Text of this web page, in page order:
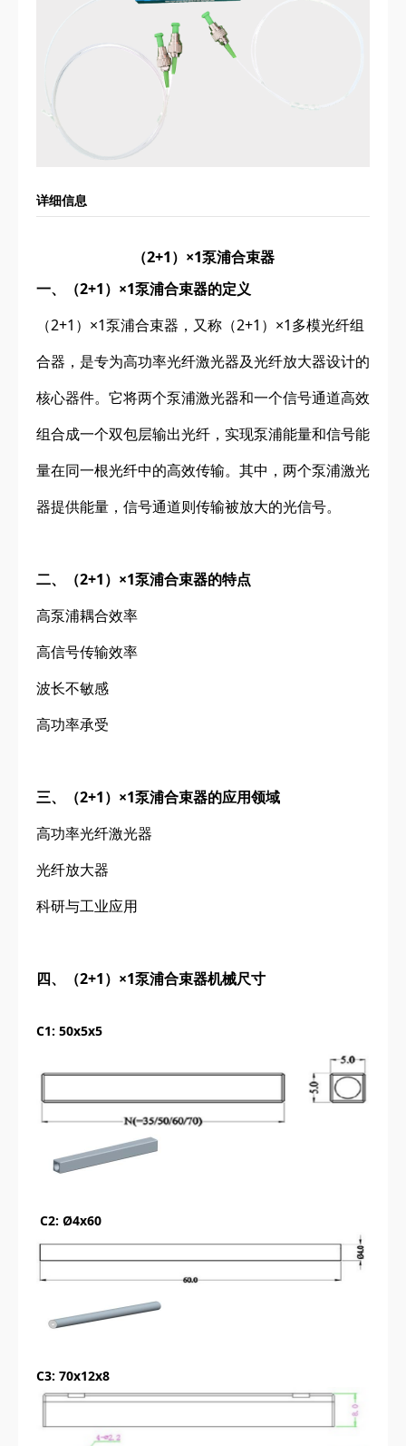
详细信息
（2+1）×1泵浦合束器
一、（2+1）×1泵浦合束器的定义
（2+1）×1泵浦合束器，又称（2+1）×1多模光纤组
合器，是专为高功率光纤激光器及光纤放大器设计的
核心器件。它将两个泵浦激光器和一个信号通道高效
组合成一个双包层输出光纤，实现泵浦能量和信号能
量在同一根光纤中的高效传输。其中，两个泵浦激光
器提供能量，信号通道则传输被放大的光信号。
二、（2+1）×1泵浦合束器的特点
高泵浦耦合效率
高信号传输效率
波长不敏感
高功率承受
三、（2+1）×1泵浦合束器的应用领域
高功率光纤激光器
光纤放大器
科研与工业应用
四、（2+1）×1泵浦合束器机械尺寸
C1: 50x5x5
C2: Ø4x60
C3: 70x12x8